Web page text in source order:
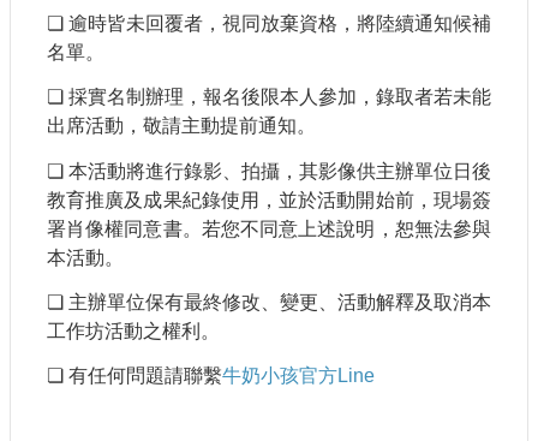
❏ 逾時皆未回覆者，視同放棄資格，將陸續通知候補
名單。
❏ 採實名制辦理，報名後限本人參加，錄取者若未能
出席活動，敬請主動提前通知。
❏ 本活動將進行錄影、拍攝，其影像供主辦單位日後
教育推廣及成果紀錄使用，並於活動開始前，現場簽
署肖像權同意書。若您不同意上述說明，恕無法參與
本活動。
❏ 主辦單位保有最終修改、變更、活動解釋及取消本
工作坊活動之權利。
❏ 有任何問題請聯繫牛奶小孩官方Line